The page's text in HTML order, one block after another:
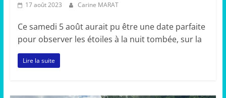
17 août 2023 Carine MARAT
Ce samedi 5 août aurait pu être une date parfaite
pour observer les étoiles à la nuit tombée, sur la
Lire la suite